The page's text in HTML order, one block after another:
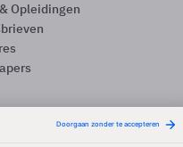
Opleidingen